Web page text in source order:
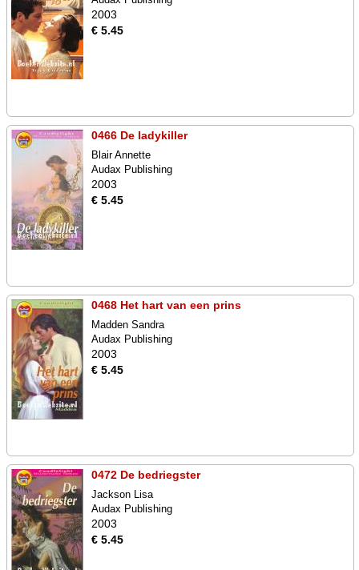
2003
€ 5.45
0466 De ladykiller
Blair Annette
Audax Publishing
2003
€ 5.45
0468 Het hart van een prins
Madden Sandra
Audax Publishing
2003
€ 5.45
0472 De bedriegster
Jackson Lisa
Audax Publishing
2003
€ 5.45